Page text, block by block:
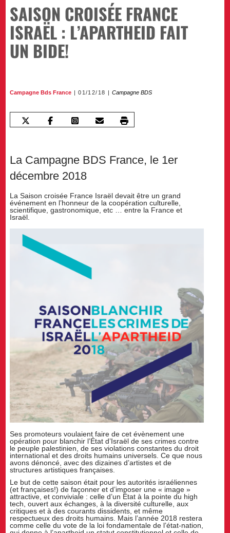
SAISON CROISÉE FRANCE
ISRAËL : L’APARTHEID FAIT
UN BIDE!
Campagne Bds France 01/12/18 Campagne BDS
La Campagne BDS France, le 1er
décembre 2018
La Saison croisée France Israël devait être un grand
événement en l’honneur de la coopération culturelle,
scientifique, gastronomique, etc … entre la France et
Israël.
Ses promoteurs voulaient faire de cet évènement une
opération pour blanchir l’État d’Israël de ses crimes contre
le peuple palestinien, de ses violations constantes du droit
international et des droits humains universels. Ce que nous
avons dénoncé, avec des dizaines d’artistes et de
structures artistiques françaises.
Le but de cette saison était pour les autorités israéliennes
(et françaises!) de façonner et d’imposer une « image »
attractive, et conviviale : celle d’un État à la pointe du high
tech, ouvert aux échanges, à la diversité culturelle, aux
critiques et à des courants dissidents, et même
respectueux des droits humains. Mais l’année 2018 restera
comme celle du vote de la loi fondamentale de l’état-nation,